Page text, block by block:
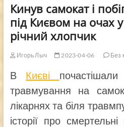
Кинув самокат і
під Києвом на очах
річний хлопчик
Игорь Лыч 2023-04-06 Без
В Києві
травмування на
лікарнях та біля
історії про